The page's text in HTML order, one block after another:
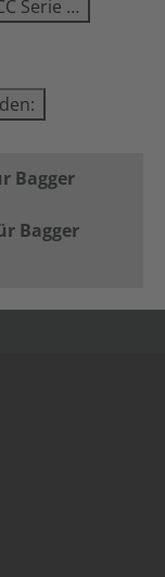
Serie …
Bagger
Bagger